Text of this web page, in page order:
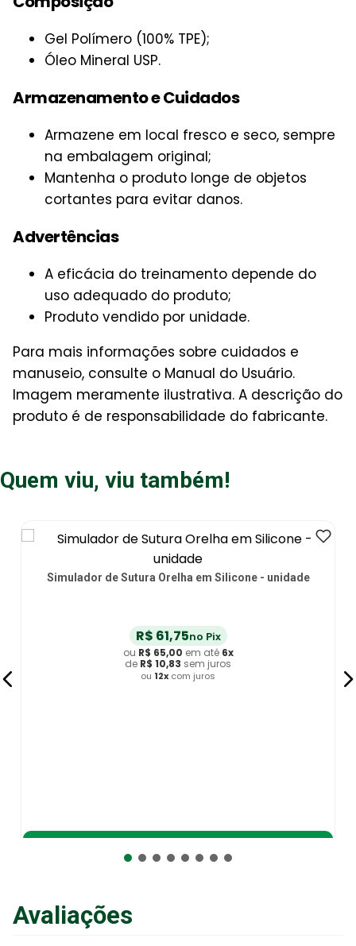
Gel Polímero (100% TPE);
Óleo Mineral USP.
Armazenamento e Cuidados
Armazene em local fresco e seco, sempre
na embalagem original;
Mantenha o produto longe de objetos
cortantes para evitar danos.
Advertências
A eficácia do treinamento depende do
uso adequado do produto;
Produto vendido por unidade.
Para mais informações sobre cuidados e
manuseio, consulte o Manual do Usuário.
Imagem meramente ilustrativa. A descrição do
produto é de responsabilidade do fabricante.
Quem viu, viu também!
Simulador de Sutura Orelha em Silicone - unidade
R$ 61,75no Pix
ou R$ 65,00 em até 6x
de R$ 10,83 sem juros
ou 12x com juros
Avaliações